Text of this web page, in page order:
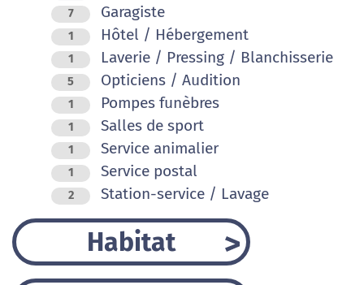
7 Garagiste
1 Hôtel / Hébergement
1 Laverie / Pressing / Blanchisserie
5 Opticiens / Audition
1 Pompes funèbres
1 Salles de sport
1 Service animalier
1 Service postal
2 Station-service / Lavage
Habitat